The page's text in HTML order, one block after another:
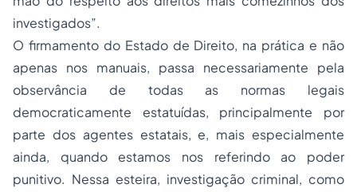
investigados”.
O firmamento do Estado de Direito, na prática e não
apenas nos manuais, passa necessariamente pela
observância de todas as normas legais
democraticamente estatuídas, principalmente por
parte dos agentes estatais, e, mais especialmente
ainda, quando estamos nos referindo ao poder
punitivo. Nessa esteira, investigação criminal, como